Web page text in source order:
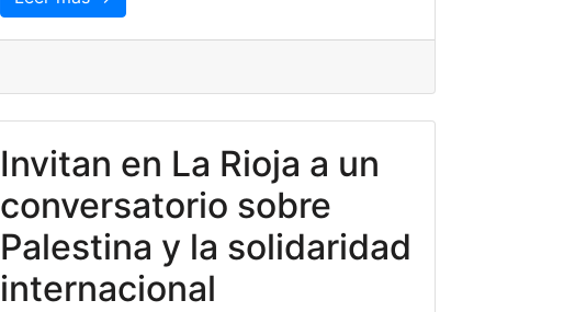
Invitan en La Rioja a un
conversatorio sobre
Palestina y la solidaridad
internacional